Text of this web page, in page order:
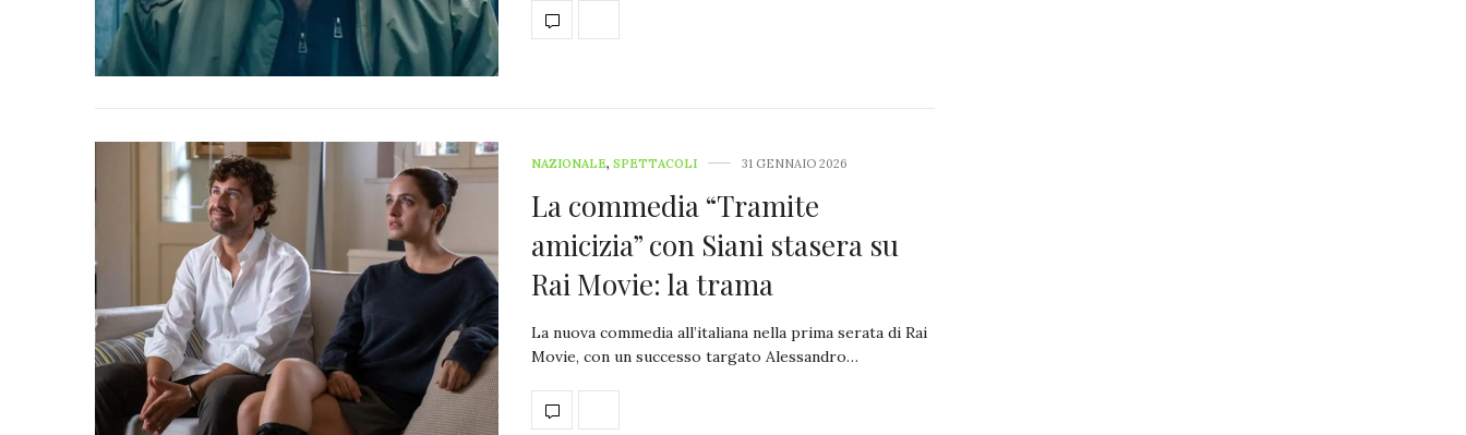
NAZIONALE, SPETTACOLI 31 GENNAIO 2026
La commedia “Tramite
amicizia” con Siani stasera su
Rai Movie: la trama
La nuova commedia all’italiana nella prima serata di Rai
Movie, con un successo targato Alessandro…